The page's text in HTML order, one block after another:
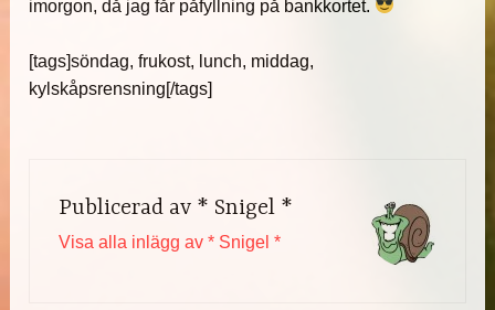
imorgon, då jag får påfyllning på bankkortet.
[tags]söndag, frukost, lunch, middag,
kylskåpsrensning[/tags]
Publicerad av * Snigel *
Visa alla inlägg av * Snigel *